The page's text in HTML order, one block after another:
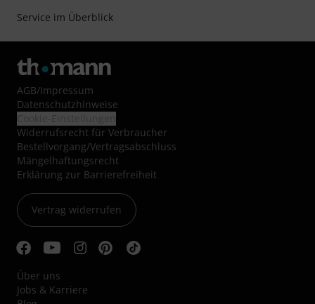
Service im Überblick
AGB/Impressum
Datenschutzhinweise
Widerrufsrecht für Verbraucher
Bestellvorgang/Vertragsabschluss
Mängelhaftungsrecht
Erklärung zur Barrierefreiheit
Vertrag widerrufen
Über uns
Jobs & Karriere